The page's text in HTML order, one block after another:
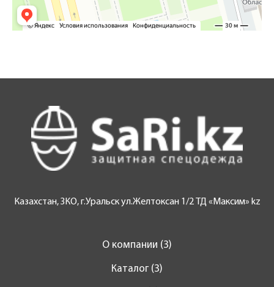
Казахстан, ЗКО, г.Уральск ул.Желтоксан 1/2 ТД «Максим» kz
О компании (3)
Каталог (3)